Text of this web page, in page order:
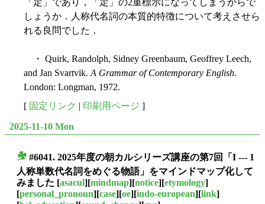
「定」であり，「定」の2重標示になってしまうからで
しょうか．人称代名詞の本質的特徴について考えさせら
れる良問でした．
・ Quirk, Randolph, Sidney Greenbaum, Geoffrey Leech,
and Jan Svartvik.A Grammar of Contemporary English.
London: Longman, 1972.
[ 固定リンク | 印刷用ページ ]
2025-11-10 Mon
#6041. 2025年度の朝カルシリーズ講座の第7回「I --- 1
人称単数代名詞をめぐる物語」をマインドマップ化して
みました [asacul][mindmap][notice][etymology]
[personal_pronoun][case][oe][indo-european][link]